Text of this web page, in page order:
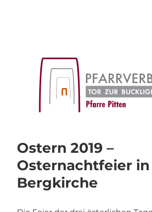
Ostern 2019 –
Osternachtfeier
Bergkirche